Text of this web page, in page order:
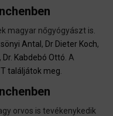
magyar nőgyógyászt is.
Antal , Dr Dieter Koch,
, Dr. Kabdebó Ottó . A
találjátok meg
orvos is tevékenykedik